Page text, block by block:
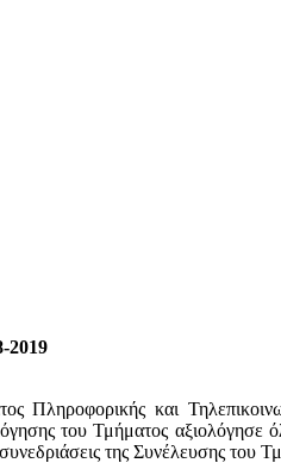
και
του Τμήματος αξιολόγησε
της Συνέλευσης του